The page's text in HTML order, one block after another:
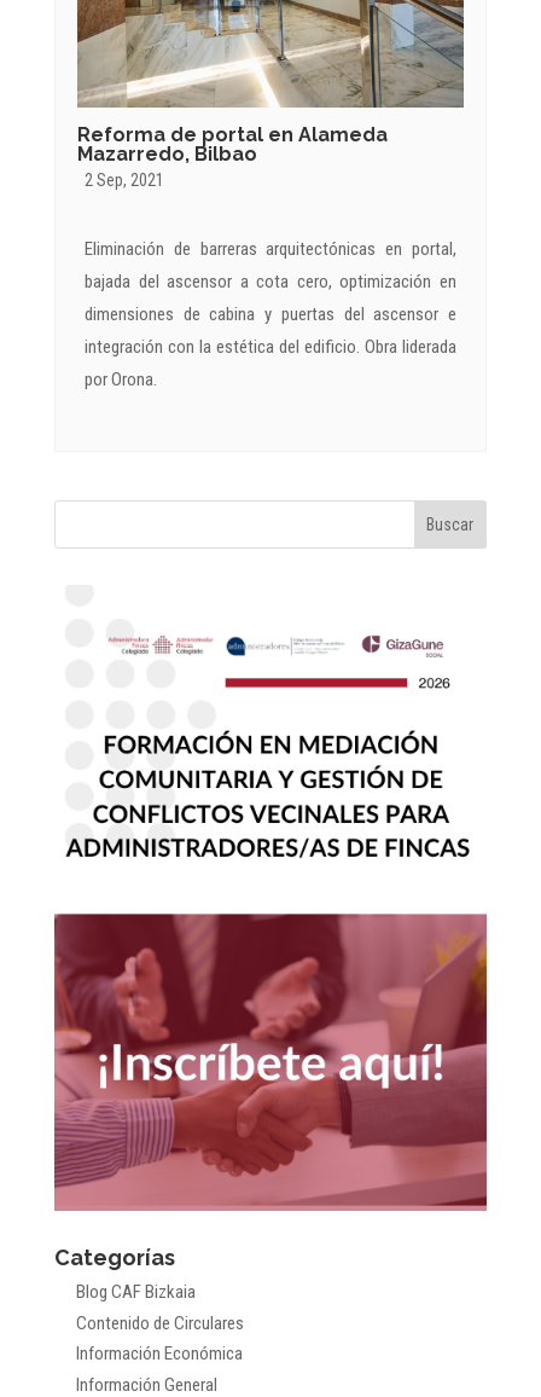
Reforma de portal en Alameda
Mazarredo, Bilbao
2 Sep, 2021
Eliminación de barreras arquitectónicas en portal,
bajada del ascensor a cota cero, optimización en
dimensiones de cabina y puertas del ascensor e
integración con la estética del edificio. Obra liderada
por Orona.
Categorías
Blog CAF Bizkaia
Contenido de Circulares
Información Económica
Información General